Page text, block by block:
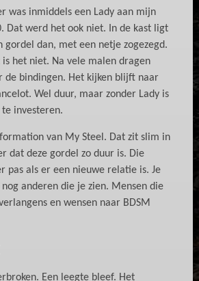
was inmiddels een Lady aan mijn
Dat werd het ook niet. In de kast ligt
gordel dan, met een netje zogezegd.
het niet. Na vele malen dragen
de bindingen. Het kijken blijft naar
Wel duur, maar zonder Lady is
investeren.
van My Steel. Dat zit slim in
dat deze gordel zo duur is. Die
pas als er een nieuwe relatie is. Je
anderen die je zien. Mensen die
en wensen naar BDSM
Een leegte bleef. Het